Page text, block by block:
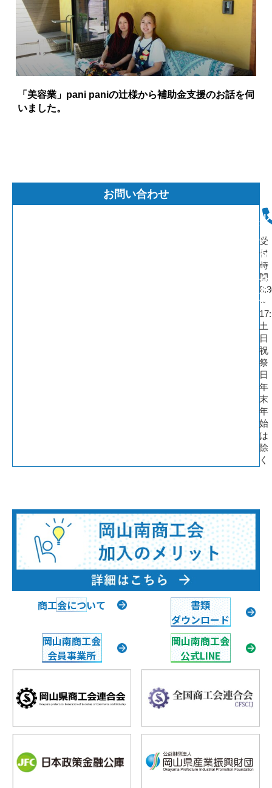
「美容業」pani paniの辻様から補助金支援のお話を伺
いました。
お問い合わせ
受
付
時
間
～
土
日
祝
祭
日
年
末
年
始
は
除
く
ー
ル
で
の
お
問
い
合
わ
せ
商工会について
書類
ダウンロード
岡山南商工会
会員事業所
岡山南商工会
公式LINE